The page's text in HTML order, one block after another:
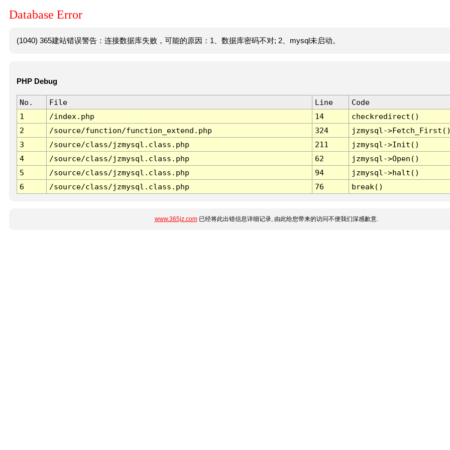
Database Error
(1040) 365建站错误警告：连接数据库失败，可能的原因：1、数据库密码不对; 2、mysql未启动。
PHP Debug
No. File Line
Code
1
/index.php 14
checkredirect()
2
/source/function/function_extend.php 324
jzmysql-
3
/source/class/jzmysql.class.php 211
jzmysql->Init()
4
/source/class/jzmysql.class.php 62
jzmysql->Open()
5
/source/class/jzmysql.class.php 94
jzmysql->halt()
6
/source/class/jzmysql.class.php 76 break()
www.365jz.com已经将此出错信息详细记录, 由此给您带来的访问不便我们深感歉意.